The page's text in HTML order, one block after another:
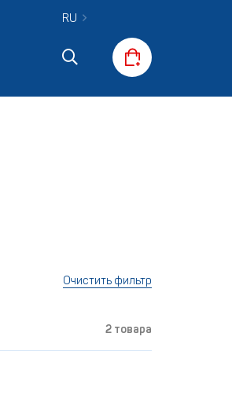
RU
Очистить фильтр
2 товара